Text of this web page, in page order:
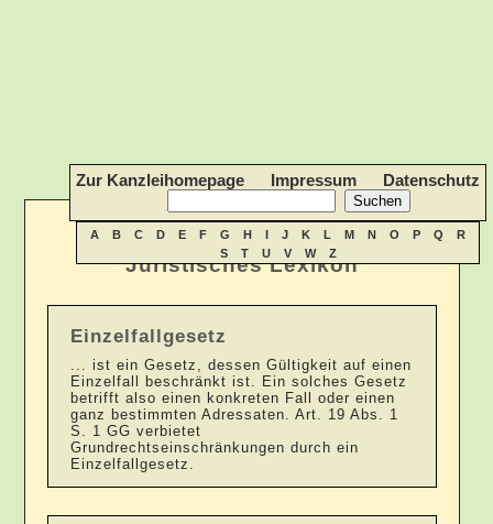
Juristisches Lexikon
Zur Kanzleihomepage Impressum Datenschutz
A B C D E F G H I J K L M N O P Q
R
S
T U V W Z
Einzelfallgesetz
... ist ein Gesetz, dessen Gültigkeit auf einen
Einzelfall beschränkt ist. Ein solches Gesetz
betrifft also einen konkreten Fall oder einen
ganz bestimmten Adressaten. Art. 19 Abs. 1
S. 1 GG verbietet
Grundrechtseinschränkungen durch ein
Einzelfallgesetz.